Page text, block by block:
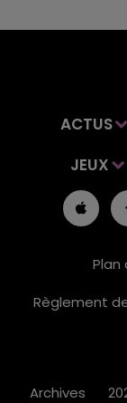
ACTUS
JEUX
Plan
Règlement
Archives